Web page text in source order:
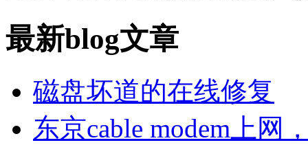
最新blog文章
磁盘坏道的在线修复
东京cable modem上网